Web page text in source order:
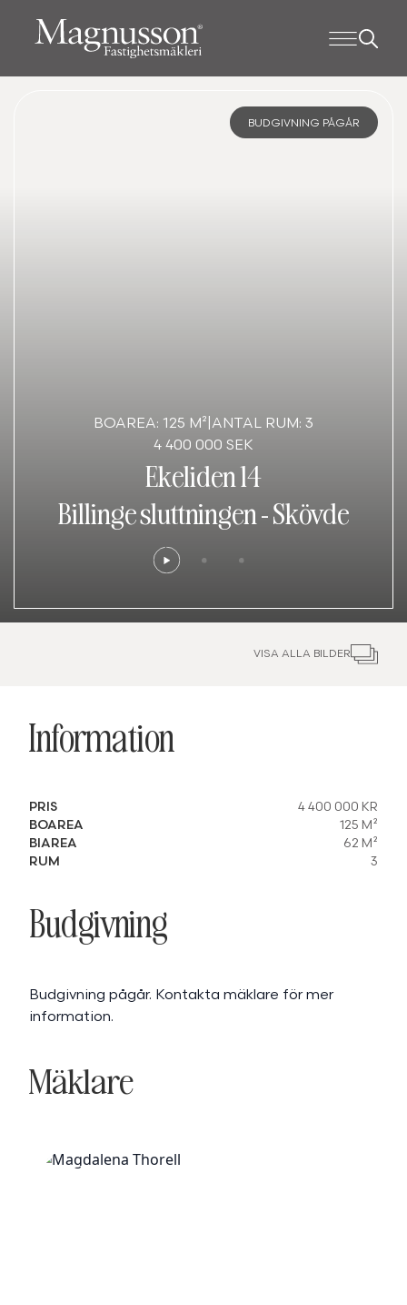
BOAREA: 125 M² ANTAL RUM: 3
4 400 000 SEK
Ekeliden 14
Billinge sluttningen-Skövde
BUDGIVNING PÅGÅR
VISA ALLA BILDER
Information
PRIS
4 400 000 KR
BOAREA
125 M²
BIAREA
62 M²
RUM
3
Budgivning
Budgivning pågår. Kontakta mäklare för mer
information.
Mäklare